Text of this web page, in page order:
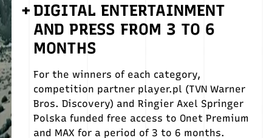
+DIGITAL ENTERTAINMENT
AND PRESS FROM 3 TO 6
MONTHS
For the winners of each category,
competition partner player.pl (TVN Warner
Bros. Discovery) and Ringier Axel Springer
Polska funded free access to Onet Premium
and MAX for a period of 3 to 6 months.